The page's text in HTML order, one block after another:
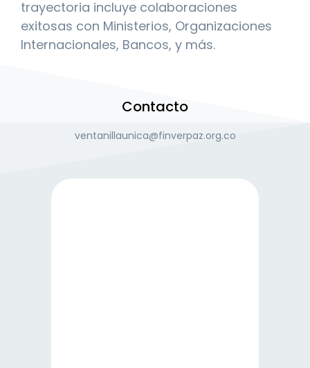
trayectoria incluye colaboraciones
exitosas con Ministerios, Organizaciones
Internacionales, Bancos, y más.
Contacto
ventanillaunica@finverpaz.org.co